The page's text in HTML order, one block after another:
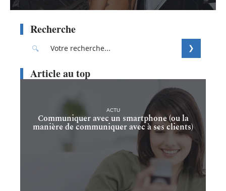
Recherche
Article au top
ACTU
Communiquer avec un smartphone (ou la
manière de communiquer avec à ses clients)